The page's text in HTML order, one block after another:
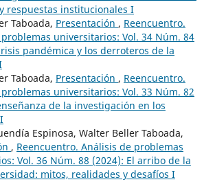
respuestas institucionales I
Taboada, Presentación , Reencuentro.
universitarios: Vol. 34 Núm. 84
pandémica y los derroteros de la
Taboada, Presentación , Reencuentro.
universitarios: Vol. 33 Núm. 82
de la investigación en los
Espinosa, Walter Beller Taboada,
, Reencuentro. Análisis de problemas
Vol. 36 Núm. 88 (2024): El arribo de la
mitos, realidades y desafíos I